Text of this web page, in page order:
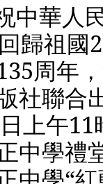
中華人
歸祖國
周年
社聯合
日上午11
中學禮